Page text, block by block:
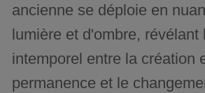
ancienne se déploie en
lumière et d'ombre, révélant
intemporel entre la création
permanence et le